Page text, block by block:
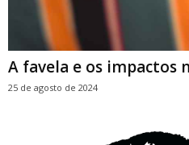
A favela e os impactos
25 de agosto de 2024